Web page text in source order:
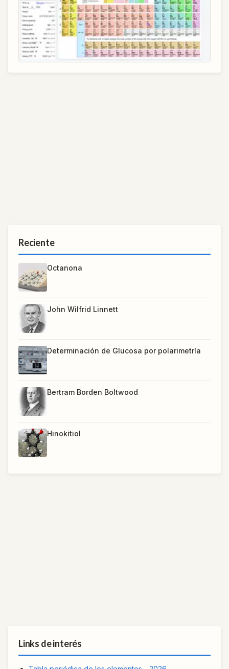
Reciente
Octanona
John Wilfrid Linnett
Determinación de Glucosa por polarimetría
Bertram Borden Boltwood
Hinokitiol
Links de interés